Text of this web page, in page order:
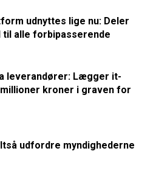
udnyttes lige nu: Deler
til alle forbipasserende
leverandører: Lægger it-
kroner i graven for
udfordre myndighederne